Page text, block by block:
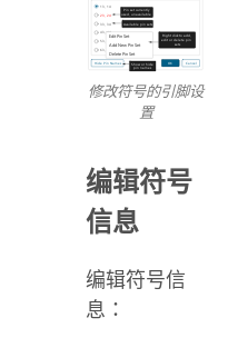
修改符号的引脚设
置
编辑符号
信息
编辑符号信
息：